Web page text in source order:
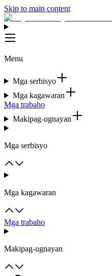
Skip to main content
Menu
Mga serbisyo
Mga kagawaran
Mga trabaho
Makipag-ugnayan
Mga serbisyo
Mga kagawaran
Mga trabaho
Makipag-ugnayan